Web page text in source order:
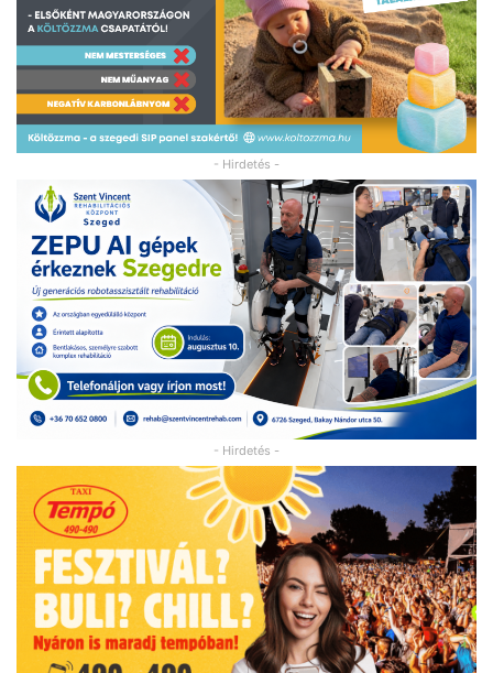
- Hirdetés -
- Hirdetés -